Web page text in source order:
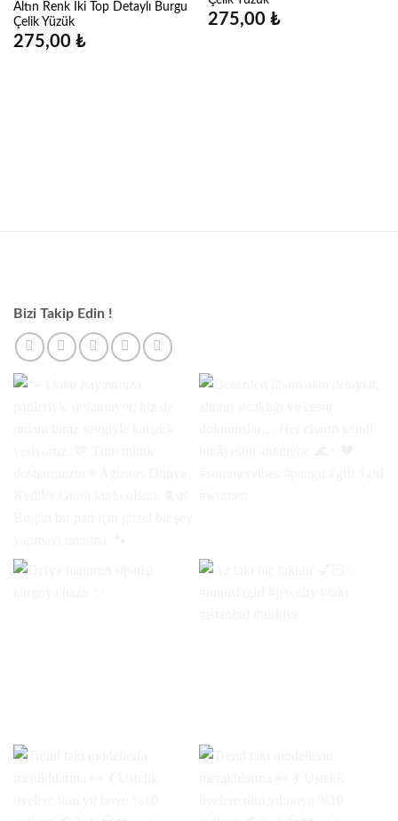
Altın Renk İki Top Detaylı Burgu
Çelik Yüzük
275,00 ₺
275,00 ₺
Bizi Takip Edin !